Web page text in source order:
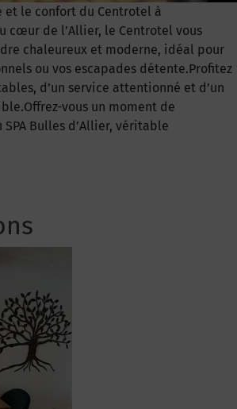
et le confort du Centrotel à
cœur de l’Allier, le Centrotel vous
chaleureux et moderne, idéal pour
ou vos escapades détente.Profitez
d’un service attentionné et d’un
vous un moment de
Bulles d’Allier, véritable